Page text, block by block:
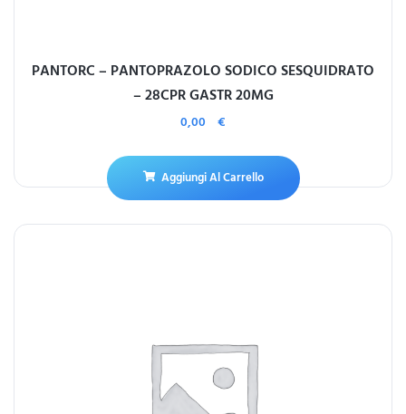
PANTORC – PANTOPRAZOLO SODICO SESQUIDRATO
– 28CPR GASTR 20MG
0,00 €
Aggiungi Al Carrello